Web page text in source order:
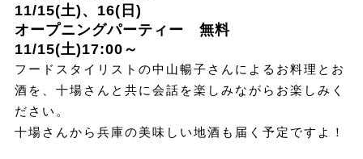
11/15(土)、16(日)
オープニングパーティー 無料
11/15(土)17:00～
フードスタイリストの中山暢子さんによるお料理とお
酒を、十場さんと共に会話を楽しみながらお楽しみく
ださい。
十場さんから兵庫の美味しい地酒も届く予定ですよ！